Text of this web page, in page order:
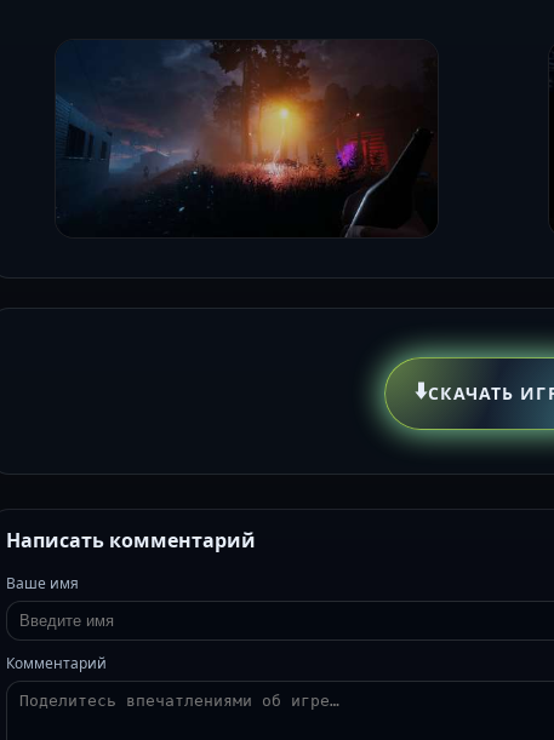
⬇️СКАЧАТЬ
Написать комментарий
Ваше имя
Комментарий